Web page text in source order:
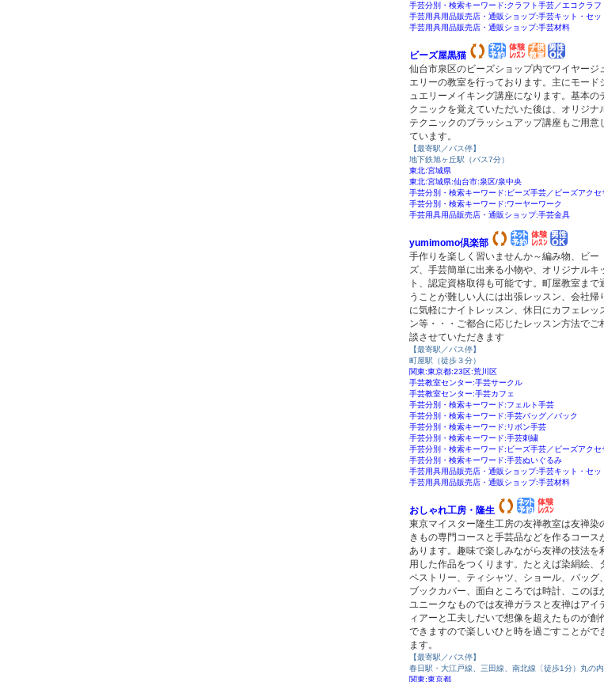
手芸分別・検索キーワード:クラフト手芸／エコクラフ
手芸用具用品販売店・通販ショップ:手芸キット・セッ
手芸用具用品販売店・通販ショップ:手芸材料
ビーズ屋黒猫
仙台市泉区のビーズショップ内でワイヤージ
エリーの教室を行っております。主にモード
ュエリーメイキング講座になります。基本の
クニックを覚えていただいた後は、オリジナ
テクニックのブラッシュアップ講座もご用意
ています。
【最寄駅／バス停】
地下鉄旭ヶ丘駅（バス7分）
東北:宮城県
東北:宮城県:仙台市:泉区/泉中央
手芸分別・検索キーワード:ビーズ手芸／ビーズアクセ
手芸分別・検索キーワード:ワーヤーワーク
手芸用具用品販売店・通販ショップ:手芸金具
yumimomo倶楽部
手作りを楽しく習いませんか～編み物、ビー
ズ、手芸簡単に出来る小物や、オリジナルキ
ト、認定資格取得も可能です。町屋教室まで
うことが難しい人には出張レッスン、会社帰
に気軽にナイトレッスン、休日にカフェレッ
ン等・・・ご都合に応じたレッスン方法でご
談させていただきます
【最寄駅／バス停】
町屋駅（徒歩３分）
関東:東京都:23区:荒川区
手芸教室センター:手芸サークル
手芸教室センター:手芸カフェ
手芸分別・検索キーワード:フェルト手芸
手芸分別・検索キーワード:手芸バッグ／バック
手芸分別・検索キーワード:リボン手芸
手芸分別・検索キーワード:手芸刺繍
手芸分別・検索キーワード:ビーズ手芸／ビーズアクセ
手芸分別・検索キーワード:手芸ぬいぐるみ
手芸用具用品販売店・通販ショップ:手芸キット・セッ
手芸用具用品販売店・通販ショップ:手芸材料
おしゃれ工房・隆生
東京マイスター隆生工房の友禅教室は友禅染
きもの専門コースと手芸品などを作るコース
あります。趣味で楽しみながら友禅の技法を
用した作品をつくります。たとえば染絹絵、
ペストリー、ティシャツ、ショール、バッグ、
ブックカバー、面白ところでは時計、このほ
ユニークなものでは友禅ガラスと友禅はアイ
ィアーと工夫しだいで想像を超えたものが創
できますので楽しいひと時を過ごすことがで
ます。
【最寄駅／バス停】
春日駅・大江戸線、三田線、南北線〔徒歩1分）丸の内
関東:東京都